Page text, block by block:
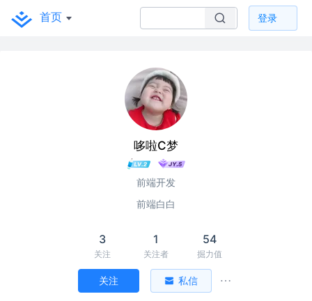
首页 登录
哆啦C梦
前端开发
前端白白
3
关注
1
关注者
54
掘力值
关注 私信